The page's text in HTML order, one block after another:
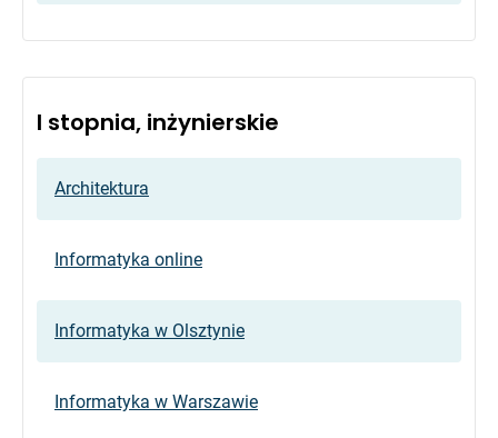
I stopnia, inżynierskie
Architektura
Informatyka online
Informatyka w Olsztynie
Informatyka w Warszawie